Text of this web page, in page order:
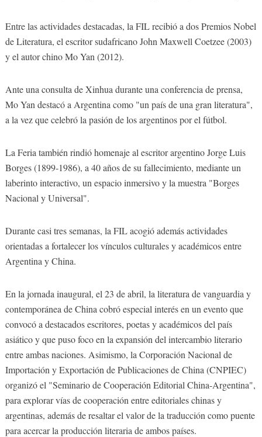
Entre las actividades destacadas, la FIL recibió a dos Premios Nobel
de Literatura, el escritor sudafricano John Maxwell Coetzee (2003)
y el autor chino Mo Yan (2012).
Ante una consulta de Xinhua durante una conferencia de prensa,
Mo Yan destacó a Argentina como "un país de una gran literatura",
a la vez que celebró la pasión de los argentinos por el fútbol.
La Feria también rindió homenaje al escritor argentino Jorge Luis
Borges (1899-1986), a 40 años de su fallecimiento, mediante un
laberinto interactivo, un espacio inmersivo y la muestra "Borges
Nacional y Universal".
Durante casi tres semanas, la FIL acogió además actividades
orientadas a fortalecer los vínculos culturales y académicos entre
Argentina y China.
En la jornada inaugural, el 23 de abril, la literatura de vanguardia y
contemporánea de China cobró especial interés en un evento que
convocó a destacados escritores, poetas y académicos del país
asiático y que puso foco en la expansión del intercambio literario
entre ambas naciones. Asimismo, la Corporación Nacional de
Importación y Exportación de Publicaciones de China (CNPIEC)
organizó el "Seminario de Cooperación Editorial China-Argentina",
para explorar vías de cooperación entre editoriales chinas y
argentinas, además de resaltar el valor de la traducción como puente
para acercar la producción literaria de ambos países.